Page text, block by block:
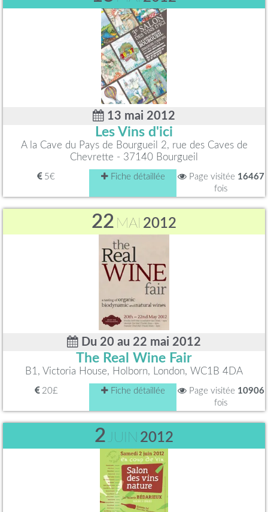
13 mai 2012
Les Vins d'ici
A la Cave du Pays de Bourgueil 2, rue des Caves de
Chevrette - 37140 Bourgueil
5€ Fiche détaillée Page visitée 16467
fois
22 MAI 2012
Du 20 au 22 mai 2012
The Real Wine Fair
B1, Victoria House, Holborn, London, WC1B 4DA
20£ Fiche détaillée Page visitée 10906
fois
2 JUIN 2012